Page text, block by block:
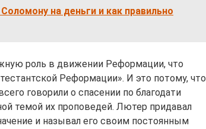
на деньги и как правильно
роль в движении Реформации, что
Реформации». И это потому, что
говорили о спасении по благодати
темой их проповедей. Лютер придавал
и называл его своим постоянным